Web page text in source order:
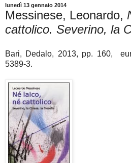
lunedì 13 gennaio 2014
Messinese, Leonardo,
cattolico. Severino, la
Bari, Dedalo, 2013, pp. 160,
5389-3.